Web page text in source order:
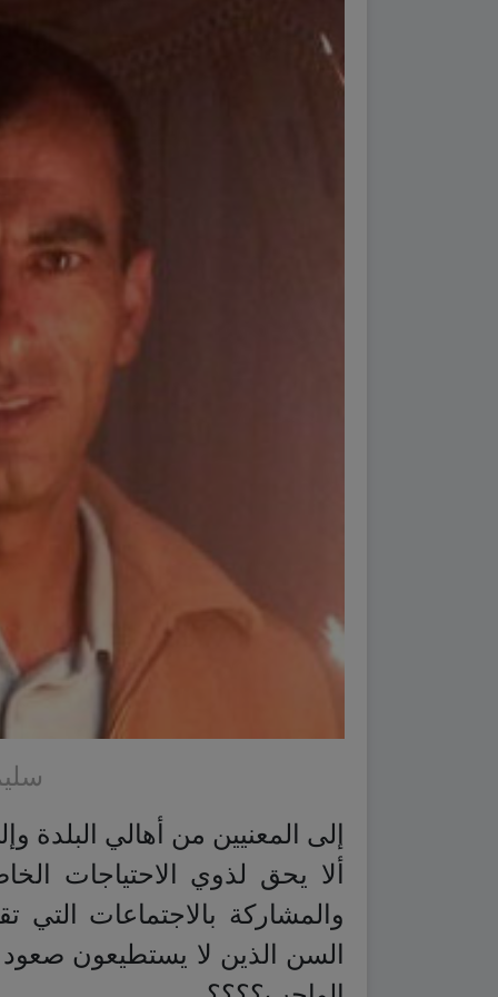
إلى المعنيين من أهالي البلدة
ألا يحق لذوي الاحتياجات
والمشاركة بالاجتماعات التي
السن الذين لا يستطيعون